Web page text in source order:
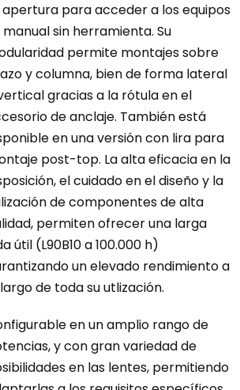
apertura para acceder a los equipos
manual sin herramienta. Su
permite montajes sobre
y columna, bien de forma lateral
gracias a la rótula en el
de anclaje. También está
en una versión con lira para
post-top. La alta eficacia en la
el cuidado en el diseño y la
de componentes de alta
permiten ofrecer una larga
útil (L90B10 a 100.000 h)
un elevado rendimiento a
de toda su utlización.
en un amplio rango de
y con gran variedad de
en las lentes, permitiendo